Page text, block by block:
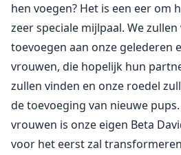
"Ik zal Alpha Mason laten
ons aanspreekpunt?"
"Generaal Fyer zal dat zijn, zij
over de zaak," zei Vega. "Als
beschikbaar is, spreek je met Lt.
"Oh," was Aden's reactie.
hen voegen? Het is een eer om
zeer speciale mijlpaal. We
toevoegen aan onze gelederen
vrouwen, die hopelijk hun
zullen vinden en onze roedel
de toevoeging van nieuwe
vrouwen is onze eigen Beta
voor het eerst zal